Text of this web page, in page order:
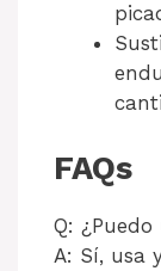
FAQs
Q:
A: Sí, usa